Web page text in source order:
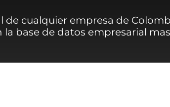
de cualquier empresa de
la base de datos empresarial